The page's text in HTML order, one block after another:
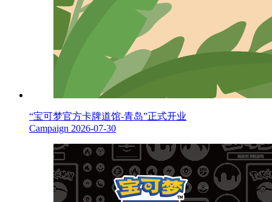
“宝可梦官方卡牌道馆-青岛”正式开业
Campaign 2026-07-30